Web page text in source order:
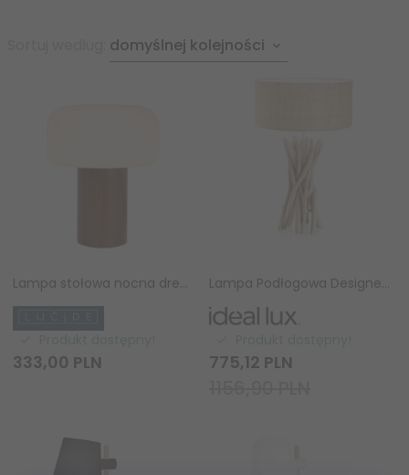
sort
domyślnej kolejności
Lampa stołowa nocna drewniana przenośna szklany klosz okrągły minimalistyczna designerska industrialna możliwość ściemniania KENAN 10526/01/70 LUCIDE
333,00 PLN
Lampa Podłogowa Designerska Drewniana DRIFTWOOD TL1 129570 IDEAL LUX
775,12 PLN